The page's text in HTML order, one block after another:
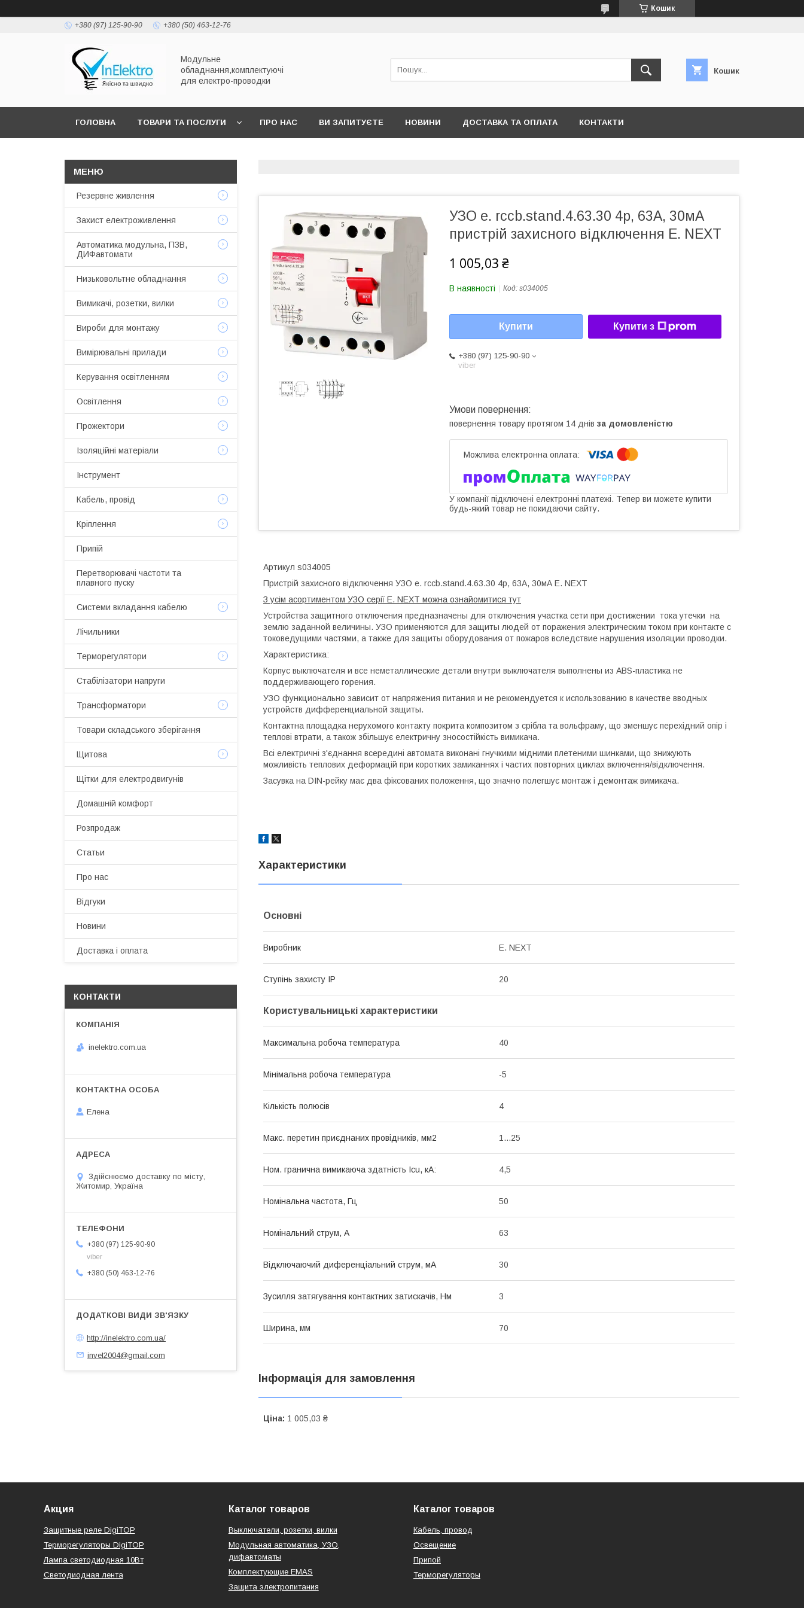
Кошик
+380 (97) 125-90-90 +380 (50) 463-12-76
Модульне
обладнання,комплектуючі
для електро-проводки
Кошик
ГОЛОВНА ТОВАРИ ТА ПОСЛУГИ ПРО НАС ВИ ЗАПИТУЄТЕ НОВИНИ ДОСТАВКА ТА ОПЛАТА КОНТАКТИ
УЗО е. rccb.stand.4.63.30 4р, 63А, 30мА
пристрій захисного відключення E. NEXT
1 005,03 ₴
В наявності Код: s034005
Купити Купити з
+380 (97) 125-90-90
viber
повернення товару протягом 14 днів за домовленістю
У компанії підключені електронні платежі. Тепер ви можете купити
будь-який товар не покидаючи сайту.
Артикул s034005
Пристрій захисного відключення УЗО е. rccb.stand.4.63.30 4р, 63А, 30мА E. NEXT
З усім асортиментом УЗО серії E. NEXT можна ознайомитися тут
Устройства защитного отключения предназначены для отключения участка сети при достижении тока утечки на
землю заданной величины. УЗО применяются для защиты людей от поражения электрическим током при контакте с
токоведущими частями, а также для защиты оборудования от пожаров вследствие нарушения изоляции проводки.
Характеристика:
Корпус выключателя и все неметаллические детали внутри выключателя выполнены из ABS-пластика не
поддерживающего горения.
УЗО функционально зависит от напряжения питания и не рекомендуется к использованию в качестве вводных
устройств дифференциальной защиты.
Контактна площадка нерухомого контакту покрита композитом з срібла та вольфраму, що зменшує перехідний опір і
теплові втрати, а також збільшує електричну зносостійкість вимикача.
Всі електричні з'єднання всередині автомата виконані гнучкими мідними плетеними шинками, що знижують
можливість теплових деформацій при коротких замиканнях і частих повторних циклах включення/відключення.
Засувка на DIN-рейку має два фіксованих положення, що значно полегшує монтаж і демонтаж вимикача.
Характеристики
Основні
Виробник E. NEXT
Ступінь захисту IP 20
Користувальницькі характеристики
Максимальна робоча температура 40
Мінімальна робоча температура -5
Кількість полюсів 4
Макс. перетин приєднаних провідників, мм2 1...25
Ном. гранична вимикаюча здатність Icu, кА: 4,5
Номінальна частота, Гц 50
Номінальний струм, А 63
Відключаючий диференціальний струм, мА 30
Зусилля затягування контактних затискачів, Нм 3
Ширина, мм 70
Інформація для замовлення
Ціна: 1 005,03 ₴
Резервне живлення
Захист електроживлення
Автоматика модульна, ПЗВ,
ДИФавтомати
Низьковольтне обладнання
Вимикачі, розетки, вилки
Вироби для монтажу
Вимірювальні прилади
Керування освітленням
Освітлення
Прожектори
Ізоляційні матеріали
Інструмент
Кабель, провід
Кріплення
Припій
Перетворювачі частоти та
плавного пуску
Системи вкладання кабелю
Лічильники
Терморегулятори
Стабілізатори напруги
Трансформатори
Товари складського зберігання
Щитова
Щітки для електродвигунів
Домашній комфорт
Розпродаж
Статьи
Про нас
Відгуки
Новини
Доставка і оплата
КОНТАКТИ
inelektro.com.ua
Елена
Здійснюємо доставку по місту,
Житомир, Україна
+380 (97) 125-90-90
viber
+380 (50) 463-12-76
http://inelektro.com.ua/
invel2004@gmail.com
Акция
Защитные реле DigiTOP
Терморегуляторы DigiTOP
Лампа светодиодная 10Вт
Светодиодная лента
Каталог товаров
Выключатели, розетки, вилки
Модульная автоматика, УЗО,
дифавтоматы
Комплектующие EMAS
Защита электропитания
Каталог товаров
Кабель, провод
Освещение
Припой
Терморегуляторы